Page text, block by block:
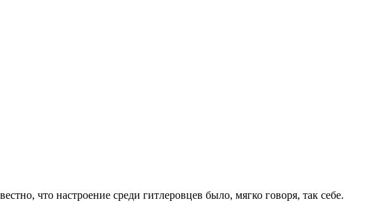
что настроение среди гитлеровцев было, мягко говоря, так себе.